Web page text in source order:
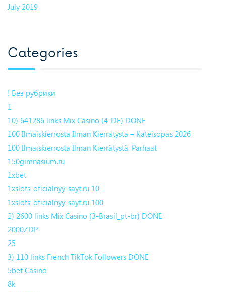
July 2019
Categories
! Без рубрики
1
10) 641286 links Mix Casino (4-DE) DONE
100 Ilmaiskierrosta Ilman Kierrätystä – Käteisopas 2026
100 Ilmaiskierrosta Ilman Kierrätystä: Parhaat
150gimnasium.ru
1xbet
1xslots-oficialnyy-sayt.ru 10
1xslots-oficialnyy-sayt.ru 100
2) 2600 links Mix Casino (3-Brasil_pt-br) DONE
2000ZDP
25
3) 110 links French TikTok Followers DONE
5bet Casino
8k